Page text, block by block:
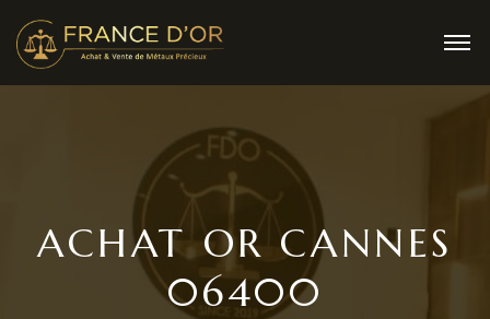
ACHAT OR CANNES
06400